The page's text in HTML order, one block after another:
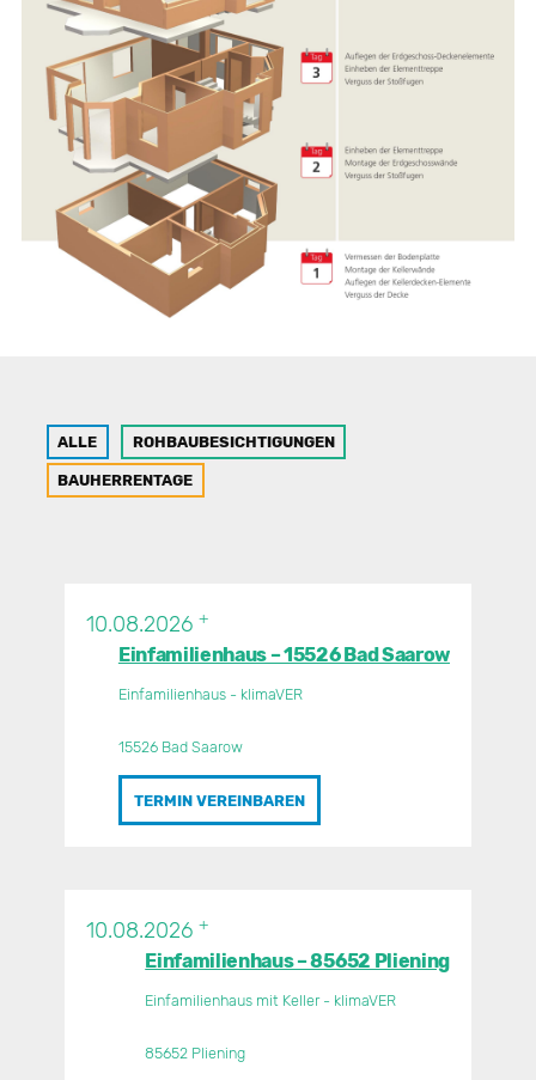
ALLE ROHBAUBESICHTIGUNGEN
BAUHERRENTAGE
10.08.2026 +
Einfamilienhaus – 15526 Bad Saarow
Einfamilienhaus - klimaVER
15526 Bad Saarow
TERMIN VEREINBAREN
10.08.2026 +
Einfamilienhaus – 85652 Pliening
Einfamilienhaus mit Keller - klimaVER
85652 Pliening